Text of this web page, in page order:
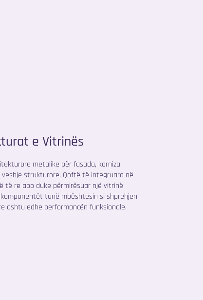
e Vitrinës
metalike për fasada, korniza
veshje strukturore. Qoftë të integruara në
të re apo duke përmirësuar një vitrinë
tanë mbështesin si shprehjen
ashtu edhe performancën funksionale.